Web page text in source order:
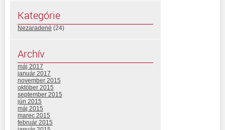
Kategórie
Nezaradené (24)
Archív
máj 2017
január 2017
november 2015
október 2015
september 2015
jún 2015
máj 2015
marec 2015
február 2015